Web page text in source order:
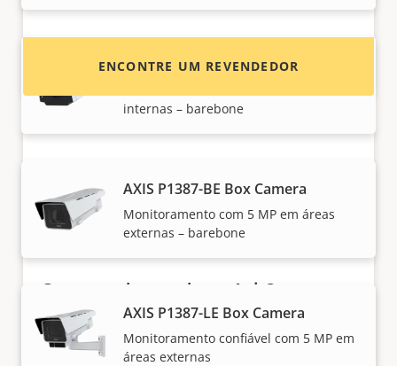
AXIS P1387-B Box Camera
internas – barebone
AXIS P1387-BE Box Camera
Monitoramento com 5 MP em áreas
externas – barebone
AXIS P1387-LE Box Camera
Monitoramento confiável com 5 MP em
áreas externas
ENCONTRE UM REVENDEDOR
Quer vender produtos Axis?
Interessado em se tornar um revendedor?
Encontre informações de contato de